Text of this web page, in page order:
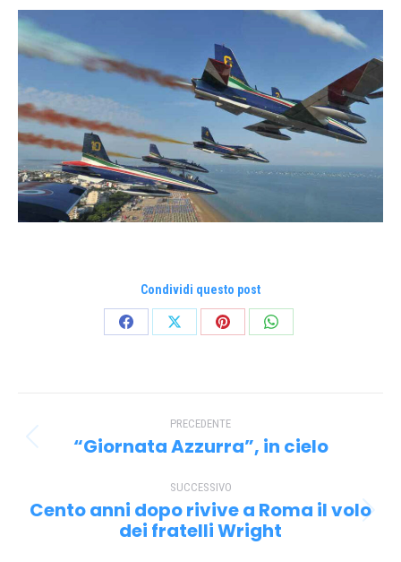
Condividi questo post
CondividiCondividiCondividiCondividi
tra
post
PRECEDENTE
Post
“Giornata Azzurra”, in cielo
SUCCESSIVO
Prossimo
post:
Cento anni dopo rivive a Roma il volo
dei fratelli Wright